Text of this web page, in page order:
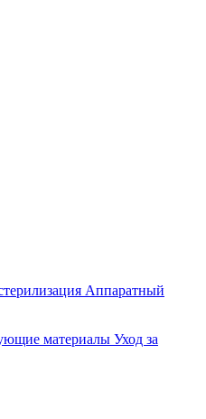
Аппаратный
материалы Уход за